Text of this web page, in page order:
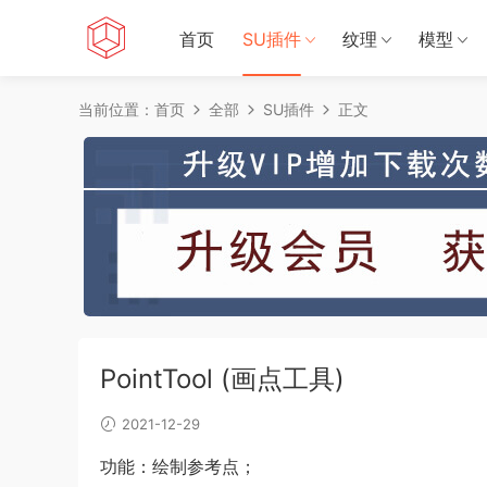
首页 SU插件 纹理 模型
当前位置： 首页 全部 SU插件 正文
PointTool (画点工具)
2021-12-29
功能：绘制参考点；